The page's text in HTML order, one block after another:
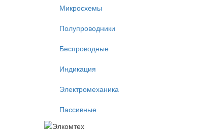
Микросхемы
Полупроводники
Беспроводные
Индикация
Электромеханика
Пассивные